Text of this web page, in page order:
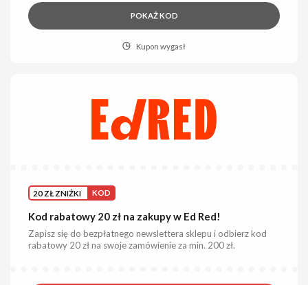
POKAŻ KOD
Kupon wygasł
20 ZŁ ZNIŻKI KOD
Kod rabatowy 20 zł na zakupy w Ed Red!
Zapisz się do bezpłatnego newslettera sklepu i odbierz kod
rabatowy 20 zł na swoje zamówienie za min. 200 zł.